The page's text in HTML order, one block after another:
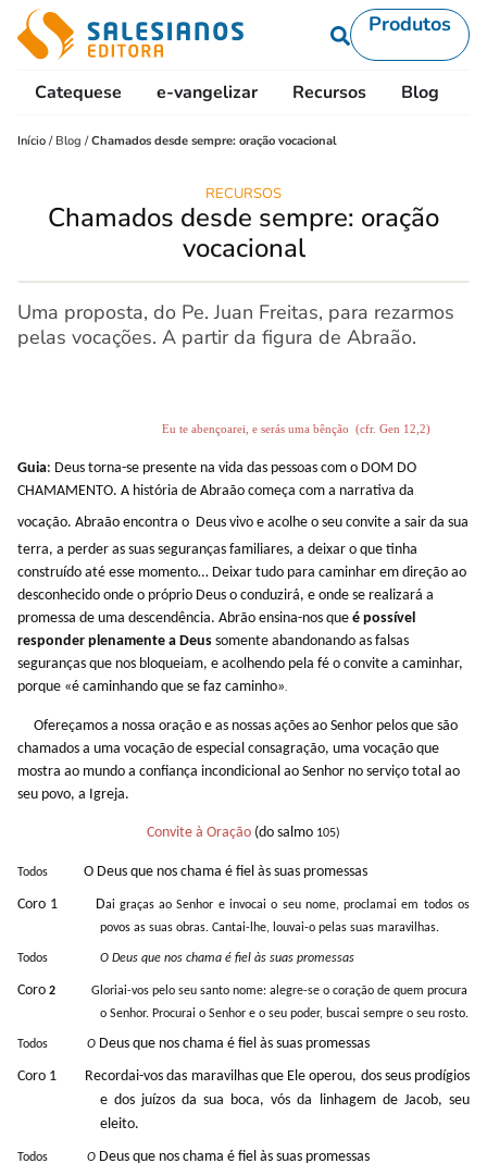
Produtos
Catequese e-vangelizar Recursos Blog
Início / Blog /Chamados desde sempre: oração vocacional
RECURSOS
Chamados desde sempre: oração
vocacional
Uma proposta, do Pe. Juan Freitas, para rezarmos
pelas vocações. A partir da figura de Abraão.
Eu te abençoarei, e serás uma bênção (cfr. Gen 12,2)
Guia: Deus torna-se presente na vida das pessoas com o DOM DO
CHAMAMENTO. A história de Abraão começa com a narrativa da
vocação. Abraão encontra o Deus vivo e acolhe o seu convite a sair da sua
terra, a perder as suas seguranças familiares, a deixar o que tinha
construído até esse momento… Deixar tudo para caminhar em direção ao
desconhecido onde o próprio Deus o conduzirá, e onde se realizará a
promessa de uma descendência. Abrão ensina-nos que é possível
responder plenamente a Deus somente abandonando as falsas
seguranças que nos bloqueiam, e acolhendo pela fé o convite a caminhar,
porque «é caminhando que se faz caminho».
Ofereçamos a nossa oração e as nossas ações ao Senhor pelos que são
chamados a uma vocação de especial consagração, uma vocação que
mostra ao mundo a confiança incondicional ao Senhor no serviço total ao
seu povo, a Igreja.
Convite à Oração (do salmo 105)
Todos
O Deus que nos chama é fiel às suas promessas
Coro 1
Dai graças ao Senhor e invocai o seu nome, proclamai em todos os
povos as suas obras. Cantai-lhe, louvai-o pelas suas maravilhas.
Todos O Deus que nos chama é fiel às suas promessas
Coro 2
Gloriai-vos pelo seu santo nome: alegre-se o coração de quem procura
o Senhor. Procurai o Senhor e o seu poder, buscai sempre o seu rosto.
Todos O Deus que nos chama é fiel às suas promessas
Coro 1
Recordai-vos das maravilhas que Ele operou, dos seus prodígios
e dos juízos da sua boca, vós da linhagem de Jacob, seu
eleito.
Todos O Deus que nos chama é fiel às suas promessas